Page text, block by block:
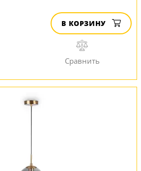
В КОРЗИНУ